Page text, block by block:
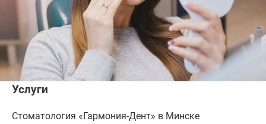
Услуги
Стоматология «Гармония-Дент» в Минске